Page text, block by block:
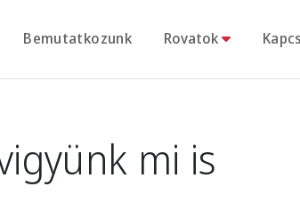
Bemutatkozunk Rovatok
mi is